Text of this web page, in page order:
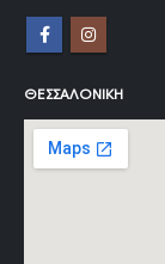
ΘΕΣΣΑΛΟΝΊΚΗ